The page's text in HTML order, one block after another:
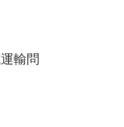
輸問